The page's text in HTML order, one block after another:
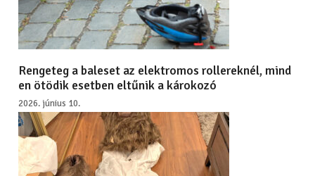
Rengeteg a baleset az elektromos rollereknél, mind
en ötödik esetben eltűnik a károkozó
2026. június 10.